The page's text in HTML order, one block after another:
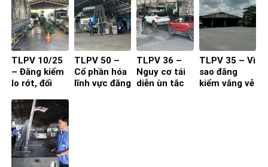
TLPV 10/25
– Đăng kiểm
lo rớt, đổi
tắc
TLPV 50 –
Cổ phần hóa
lĩnh vực đăng
TLPV 36 –
Nguy cơ tái
diễn ùn tắc
TLPV 35 – Vì
sao đăng
kiểm vắng vẻ